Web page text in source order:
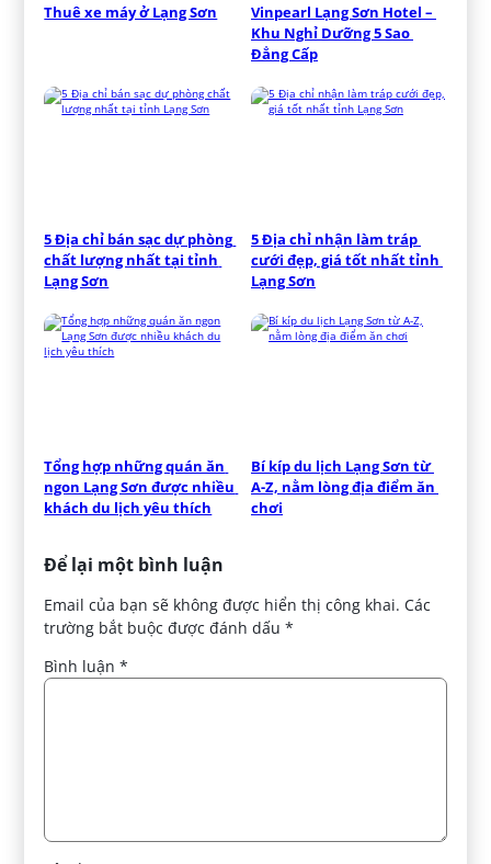
Thuê xe máy ở Lạng Sơn
Vinpearl Lạng Sơn Hotel –
Khu Nghỉ Dưỡng 5 Sao
Đẳng Cấp
5 Địa chỉ bán sạc dự phòng
chất lượng nhất tại tỉnh
Lạng Sơn
5 Địa chỉ nhận làm tráp
cưới đẹp, giá tốt nhất tỉnh
Lạng Sơn
Tổng hợp những quán ăn
ngon Lạng Sơn được nhiều
khách du lịch yêu thích
Bí kíp du lịch Lạng Sơn từ
A-Z, nằm lòng địa điểm ăn
chơi
Để lại một bình luận
Email của bạn sẽ không được hiển thị công khai. Các
trường bắt buộc được đánh dấu*
Bình luận*